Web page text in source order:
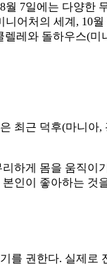
7일에는 다양한
어처의 세계, 10
레와 돌하우스(
최근 덕후(마니아
하게 몸을 움직이
인이 좋아하는 것
권한다. 실제로